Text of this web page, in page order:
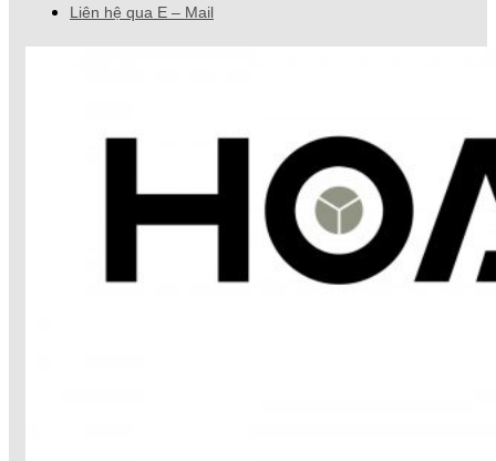
Liên hệ qua E – Mail